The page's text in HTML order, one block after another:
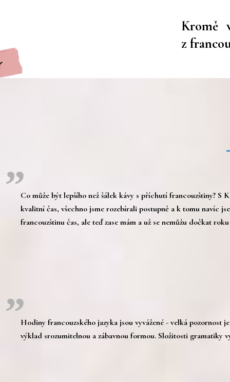
Kromě
z
„
Co může být lepšího než šálek kávy s příchutí francouzštiny?
kvalitní čas, všechno jsme rozebírali postupně a k tomu navíc
francouzštinu čas, ale teď zase mám a už se nemůžu dočkat
„
Hodiny francouzského jazyka jsou vyvážené - velká pozornost
výklad srozumitelnou a zábavnou formou. Složitosti gramatiky